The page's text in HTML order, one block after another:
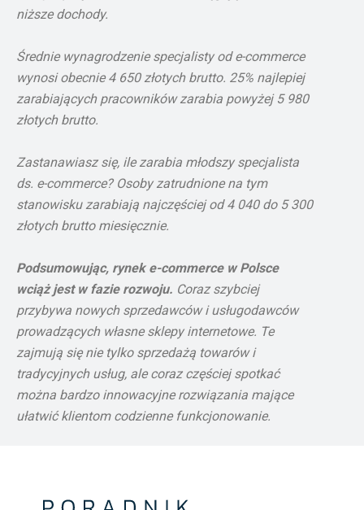
niższe dochody.
Średnie wynagrodzenie specjalisty od e-commerce
wynosi obecnie 4 650 złotych brutto. 25% najlepiej
zarabiających pracowników zarabia powyżej 5 980
złotych brutto.
Zastanawiasz się, ile zarabia młodszy specjalista
ds. e-commerce? Osoby zatrudnione na tym
stanowisku zarabiają najczęściej od 4 040 do 5 300
złotych brutto miesięcznie.
Podsumowując, rynek e-commerce w Polsce
wciąż jest w fazie rozwoju. Coraz szybciej
przybywa nowych sprzedawców i usługodawców
prowadzących własne sklepy internetowe. Te
zajmują się nie tylko sprzedażą towarów i
tradycyjnych usług, ale coraz częściej spotkać
można bardzo innowacyjne rozwiązania mające
ułatwić klientom codzienne funkcjonowanie.